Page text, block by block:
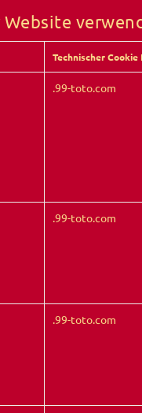
Technischer Cookie
.99-toto.com
.99-toto.com
.99-toto.com